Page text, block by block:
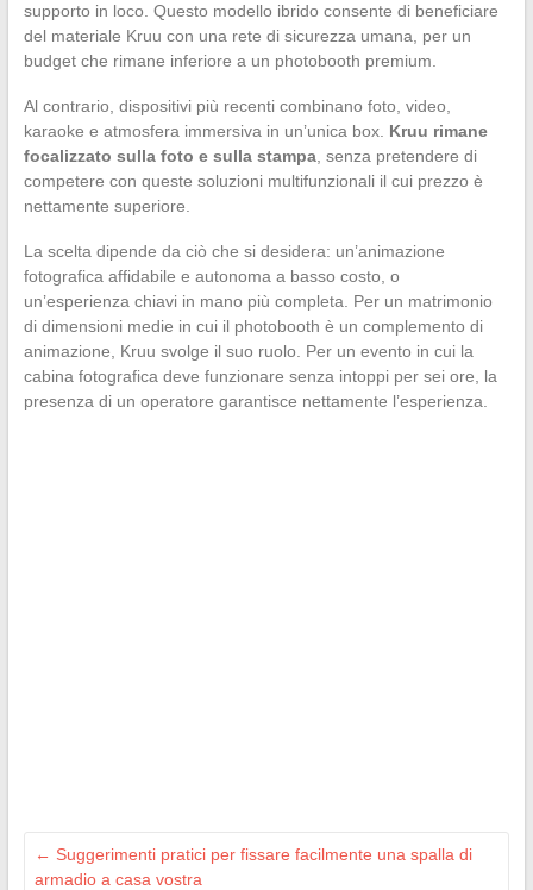
supporto in loco. Questo modello ibrido consente di beneficiare
del materiale Kruu con una rete di sicurezza umana, per un
budget che rimane inferiore a un photobooth premium.
Al contrario, dispositivi più recenti combinano foto, video,
karaoke e atmosfera immersiva in un’unica box. Kruu rimane
focalizzato sulla foto e sulla stampa, senza pretendere di
competere con queste soluzioni multifunzionali il cui prezzo è
nettamente superiore.
La scelta dipende da ciò che si desidera: un’animazione
fotografica affidabile e autonoma a basso costo, o
un’esperienza chiavi in mano più completa. Per un matrimonio
di dimensioni medie in cui il photobooth è un complemento di
animazione, Kruu svolge il suo ruolo. Per un evento in cui la
cabina fotografica deve funzionare senza intoppi per sei ore, la
presenza di un operatore garantisce nettamente l’esperienza.
← Suggerimenti pratici per fissare facilmente una spalla di
armadio a casa vostra